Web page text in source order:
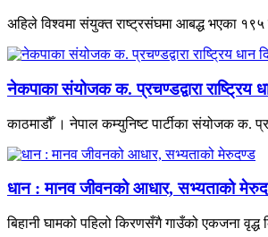
अहिले विश्वमा संयुक्त राष्ट्रसंघमा आबद्ध भएका
नेकपाका संयोजक क. प्रचण्डद्वारा राष्ट्रिय
काठमाडौँ । नेपाल कम्युनिष्ट पार्टीका संयोजक क.
धान : मानव जीवनको आधार, सभ्यताको
बिहानी घामको पहिलो किरणसँगै गाउँको एकजना